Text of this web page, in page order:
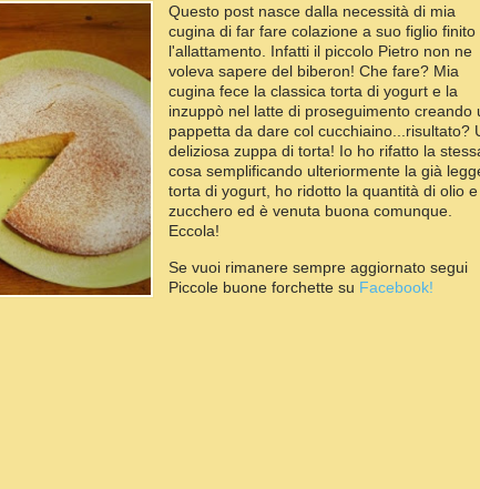
Questo post nasce dalla necessità di mia
cugina di far fare colazione a suo figlio finito
l'allattamento. Infatti il piccolo Pietro non ne
voleva sapere del biberon! Che fare? Mia
cugina fece la classica torta di yogurt e la
inzuppò nel latte di proseguimento creando
pappetta da dare col cucchiaino...risultato?
deliziosa zuppa di torta! Io ho rifatto la
cosa semplificando ulteriormente la già
torta di yogurt, ho ridotto la quantità di olio
zucchero ed è venuta buona comunque.
Eccola!
Se vuoi rimanere sempre aggiornato segui
Piccole buone forchette su Facebook!